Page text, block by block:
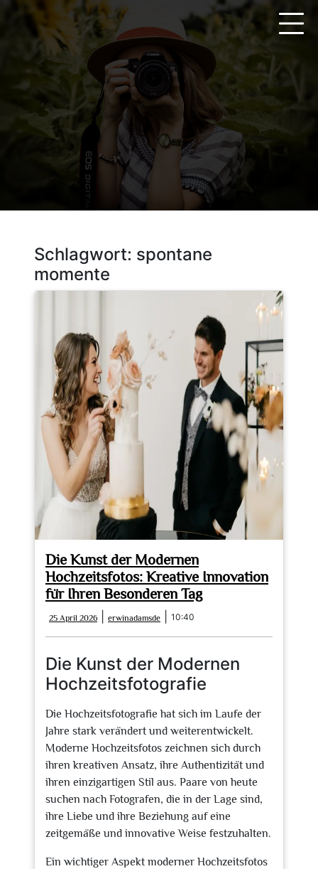
springen
Schlagwort: spontane
momente
Die Kunst der Modernen
Hochzeitsfotos: Kreative Innovation
für Ihren Besonderen Tag
25 April 2026
April
2026
erwinadamsde erwinadamsde
10:40
Die Kunst der Modernen
Hochzeitsfotografie
Die Hochzeitsfotografie hat sich im Laufe der
Jahre stark verändert und weiterentwickelt.
Moderne Hochzeitsfotos zeichnen sich durch
ihren kreativen Ansatz, ihre Authentizität und
ihren einzigartigen Stil aus. Paare von heute
suchen nach Fotografen, die in der Lage sind,
ihre Liebe und ihre Beziehung auf eine
zeitgemäße und innovative Weise festzuhalten.
Ein wichtiger Aspekt moderner Hochzeitsfotos